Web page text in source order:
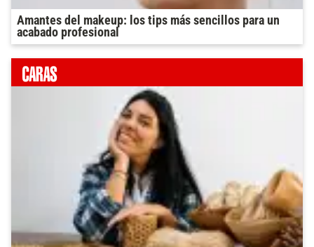
Amantes del makeup: los tips más sencillos para un
acabado profesional